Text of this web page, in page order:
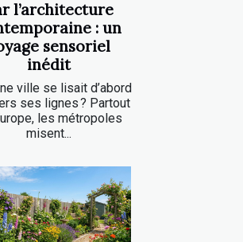
l’architecture
: un
sensoriel
inédit
ville se lisait d’abord
ses lignes ? Partout
les métropoles
misent...